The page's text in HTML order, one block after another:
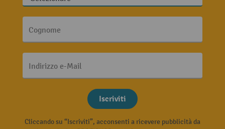
Cognome
Indirizzo e-Mail
Iscriviti
Cliccando su “Iscriviti”, acconsenti a ricevere pubblicità da